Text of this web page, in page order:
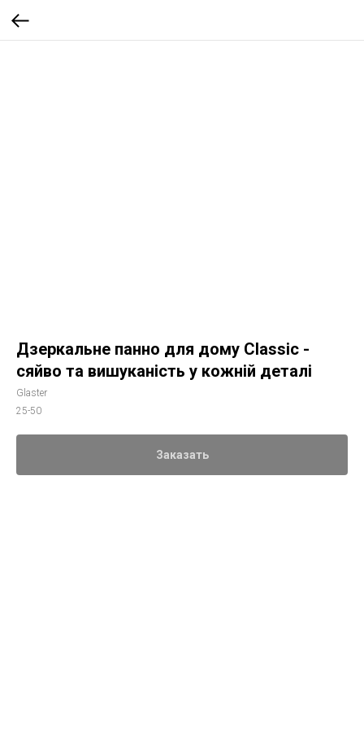
Дзеркальне панно для дому Classic -
сяйво та вишуканість у кожній деталі
Glaster
25-50
Заказать